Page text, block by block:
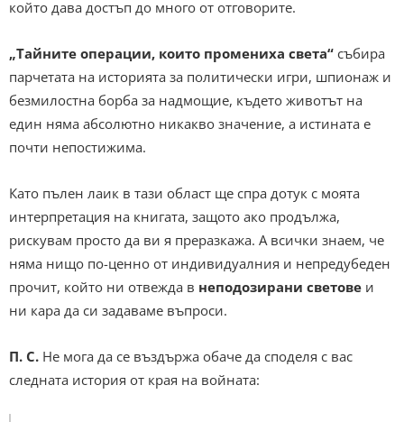
който дава достъп до много от отговорите.
„Тайните операции, които промениха света“ събира
парчетата на историята за политически игри, шпионаж и
безмилостна борба за надмощие, където животът на
един няма абсолютно никакво значение, а истината е
почти непостижима.
Като пълен лаик в тази област ще спра дотук с моята
интерпретация на книгата, защото ако продължа,
рискувам просто да ви я преразкажа. А всички знаем, че
няма нищо по-ценно от индивидуалния и непредубеден
прочит, който ни отвежда в неподозирани светове и
ни кара да си задаваме въпроси.
П. С. Не мога да се въздържа обаче да споделя с вас
следната история от края на войната: